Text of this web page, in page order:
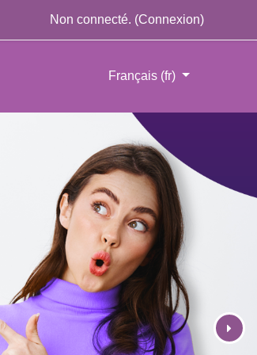
Non connecté. (Connexion)
Français ‎(fr)‎